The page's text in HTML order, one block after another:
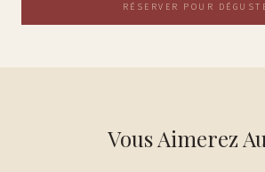
RÉSERVER POUR
Vous Aimerez